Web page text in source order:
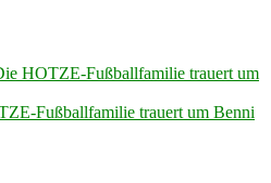
HOTZE-Fußballfamilie trauert um
Fußballfamilie trauert um Benni